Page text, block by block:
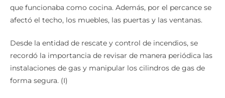
que funcionaba como cocina. Además, por el percance se
afectó el techo, los muebles, las puertas y las ventanas.
Desde la entidad de rescate y control de incendios, se
recordó la importancia de revisar de manera periódica las
instalaciones de gas y manipular los cilindros de gas de
forma segura. (I)